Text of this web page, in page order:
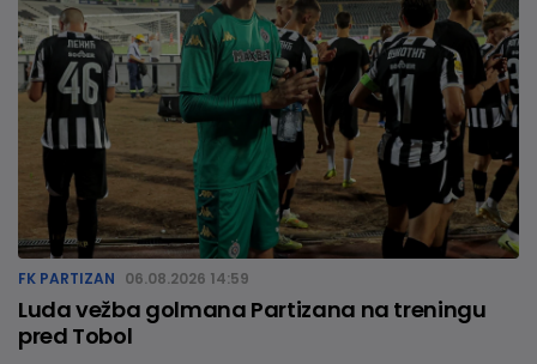
FK PARTIZAN 06.08.2026 14:59
Luda vežba golmana Partizana na treningu
pred Tobol